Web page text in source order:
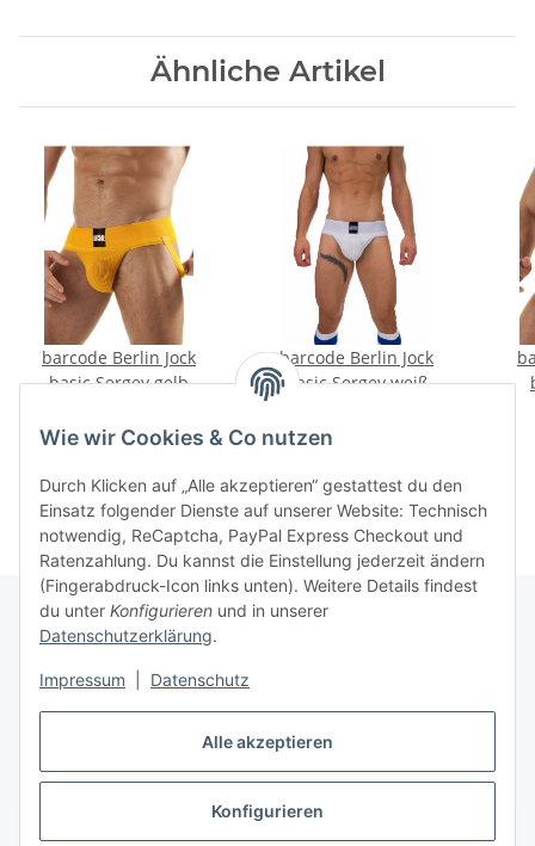
Alle akzeptieren
Konfigurieren
Wie wir Cookies & Co nutzen
Durch Klicken auf „Alle akzeptieren“ gestattest du den
Einsatz folgender Dienste auf unserer Website: Technisch
notwendig, ReCaptcha, PayPal Express Checkout und
Ratenzahlung. Du kannst die Einstellung jederzeit ändern
(Fingerabdruck-Icon links unten). Weitere Details findest
du unter Konfigurieren und in unserer
Datenschutzerklärung.
Impressum Datenschutz
Ähnliche Artikel
barcode Berlin Jock
basic Sergey gelb
barcode Berlin Jock
basic Sergey weiß
Vertrag widerrufen